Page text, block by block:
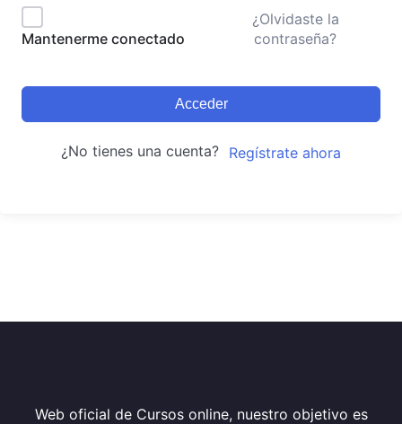
Mantenerme conectado
¿Olvidaste la
contraseña?
Acceder
¿No tienes una cuenta? Regístrate ahora
Web oficial de Cursos online, nuestro objetivo es